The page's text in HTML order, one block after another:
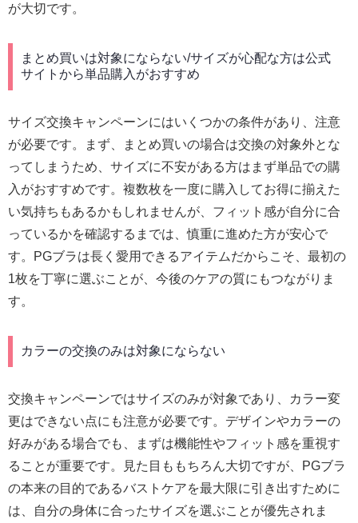
が大切です。
まとめ買いは対象にならない/サイズが心配な方は公式
サイトから単品購入がおすすめ
サイズ交換キャンペーンにはいくつかの条件があり、注意
が必要です。まず、まとめ買いの場合は交換の対象外とな
ってしまうため、サイズに不安がある方はまず単品での購
入がおすすめです。複数枚を一度に購入してお得に揃えた
い気持ちもあるかもしれませんが、フィット感が自分に合
っているかを確認するまでは、慎重に進めた方が安心で
す。PGブラは長く愛用できるアイテムだからこそ、最初の
1枚を丁寧に選ぶことが、今後のケアの質にもつながりま
す。
カラーの交換のみは対象にならない
交換キャンペーンではサイズのみが対象であり、カラー変
更はできない点にも注意が必要です。デザインやカラーの
好みがある場合でも、まずは機能性やフィット感を重視す
ることが重要です。見た目ももちろん大切ですが、PGブラ
の本来の目的であるバストケアを最大限に引き出すために
は、自分の身体に合ったサイズを選ぶことが優先されま